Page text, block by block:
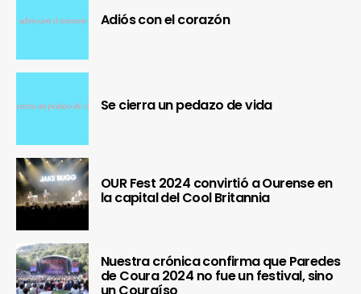
Adiós con el corazón
Se cierra un pedazo de vida
OUR Fest 2024 convirtió a Ourense en
la capital del Cool Britannia
Nuestra crónica confirma que Paredes
de Coura 2024 no fue un festival, sino
un Couraíso